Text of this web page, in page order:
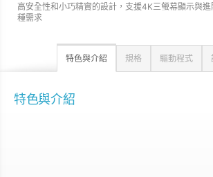
高安全性和小巧精實的設計，支援4K三螢幕顯示與
種需求
特色與介紹 規格 驅動程式
特色與介紹